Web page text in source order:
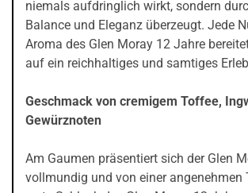
niemals aufdringlich wirkt, sondern
Balance und Eleganz überzeugt. Jede
Aroma des Glen Moray 12 Jahre
auf ein reichhaltiges und samtiges
Geschmack von cremigem Toffee,
Gewürznoten
Am Gaumen präsentiert sich der Glen
vollmundig und von einer angenehmen